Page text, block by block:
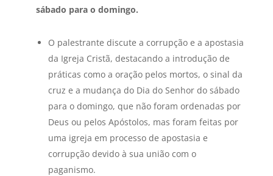
sábado para o domingo.
O palestrante discute a corrupção e a apostasia
da Igreja Cristã, destacando a introdução de
práticas como a oração pelos mortos, o sinal da
cruz e a mudança do Dia do Senhor do sábado
para o domingo, que não foram ordenadas por
Deus ou pelos Apóstolos, mas foram feitas por
uma igreja em processo de apostasia e
corrupção devido à sua união com o
paganismo.